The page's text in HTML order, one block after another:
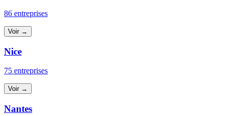
86 entreprises
Voir →
Nice
75 entreprises
Voir →
Nantes